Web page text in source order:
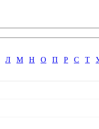
Л М Н О П Р С Т